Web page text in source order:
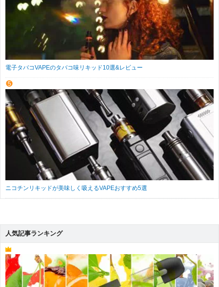
電子タバコVAPEのタバコ味リキッド10選&レビュー
ニコチンリキッドが美味しく吸えるVAPEおすすめ5選
人気記事ランキング